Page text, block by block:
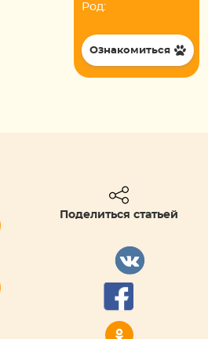
Род:
Ознакомиться
Поделиться статьей